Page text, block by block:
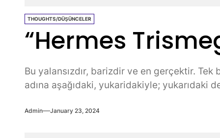
THOUGHTS/DÜŞÜNCELER
“Hermes
Bu yalansızdır, barizdir ve en gerçektir.
adına aşağıdaki, yukaridakiyle; yukarıdaki
Admin January 23, 2024